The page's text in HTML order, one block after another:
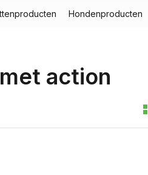
Hondenproducten
action